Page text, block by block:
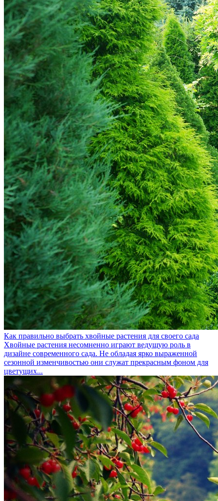
Как правильно выбрать хвойные растения для своего сада
Хвойные растения несомненно играют ведущую роль в
дизайне современного сада. Не обладая ярко выраженной
сезонной изменчивостью они служат прекрасным фоном для
цветущих...